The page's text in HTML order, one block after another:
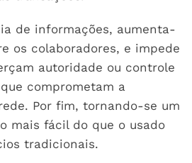
de informações, aumenta-
os colaboradores, e impede
autoridade ou controle
comprometam a
Por fim, tornando-se um
mais fácil do que o usado
tradicionais.